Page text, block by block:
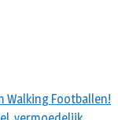
Walking Footballen!